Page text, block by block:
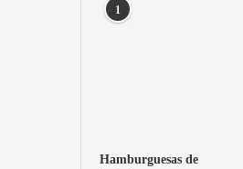
1
Hamburguesas de